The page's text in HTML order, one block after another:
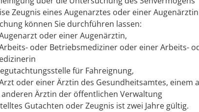
Zeugnis eines Augenarztes oder einer Augenärztin
können Sie durchführen lassen:
oder einer Augenärztin,
oder Betriebsmediziner oder einer Arbeits-
für Fahreignung,
oder einer Ärztin des Gesundheitsamtes, einem
Ärztin der öffentlichen Verwaltung
Gutachten oder Zeugnis ist zwei Jahre gültig.